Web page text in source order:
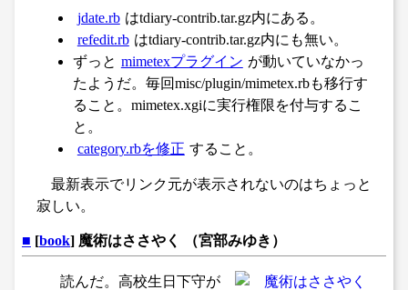
jdate.rb はtdiary-contrib.tar.gz内にある。
refedit.rb はtdiary-contrib.tar.gz内にも無い。
ずっと mimetexプラグイン が動いていなかっ
たようだ。毎回misc/plugin/mimetex.rbも移行す
ること。mimetex.xgiに実行権限を付与するこ
と。
category.rbを修正 すること。
最新表示でリンク元が表示されないのはちょっと
寂しい。
■ [book] 魔術はささやく （宮部みゆき）
読んだ。高校生日下守が